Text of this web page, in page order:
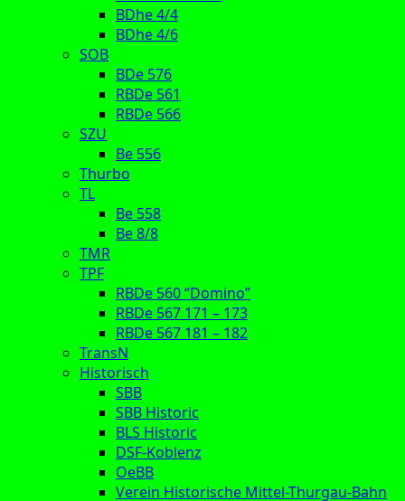
BDhe 4/4
BDhe 4/6
SOB
BDe 576
RBDe 561
RBDe 566
SZU
Be 556
Thurbo
TL
Be 558
Be 8/8
TMR
TPF
RBDe 560 “Domino”
RBDe 567 171 – 173
RBDe 567 181 – 182
TransN
Historisch
SBB
SBB Historic
BLS Historic
DSF-Koblenz
OeBB
Verein Historische Mittel-Thurgau-Bahn